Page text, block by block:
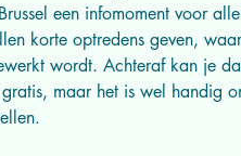
een infomoment voor
korte optredens geven,
wordt. Achteraf kan je
maar het is wel handig